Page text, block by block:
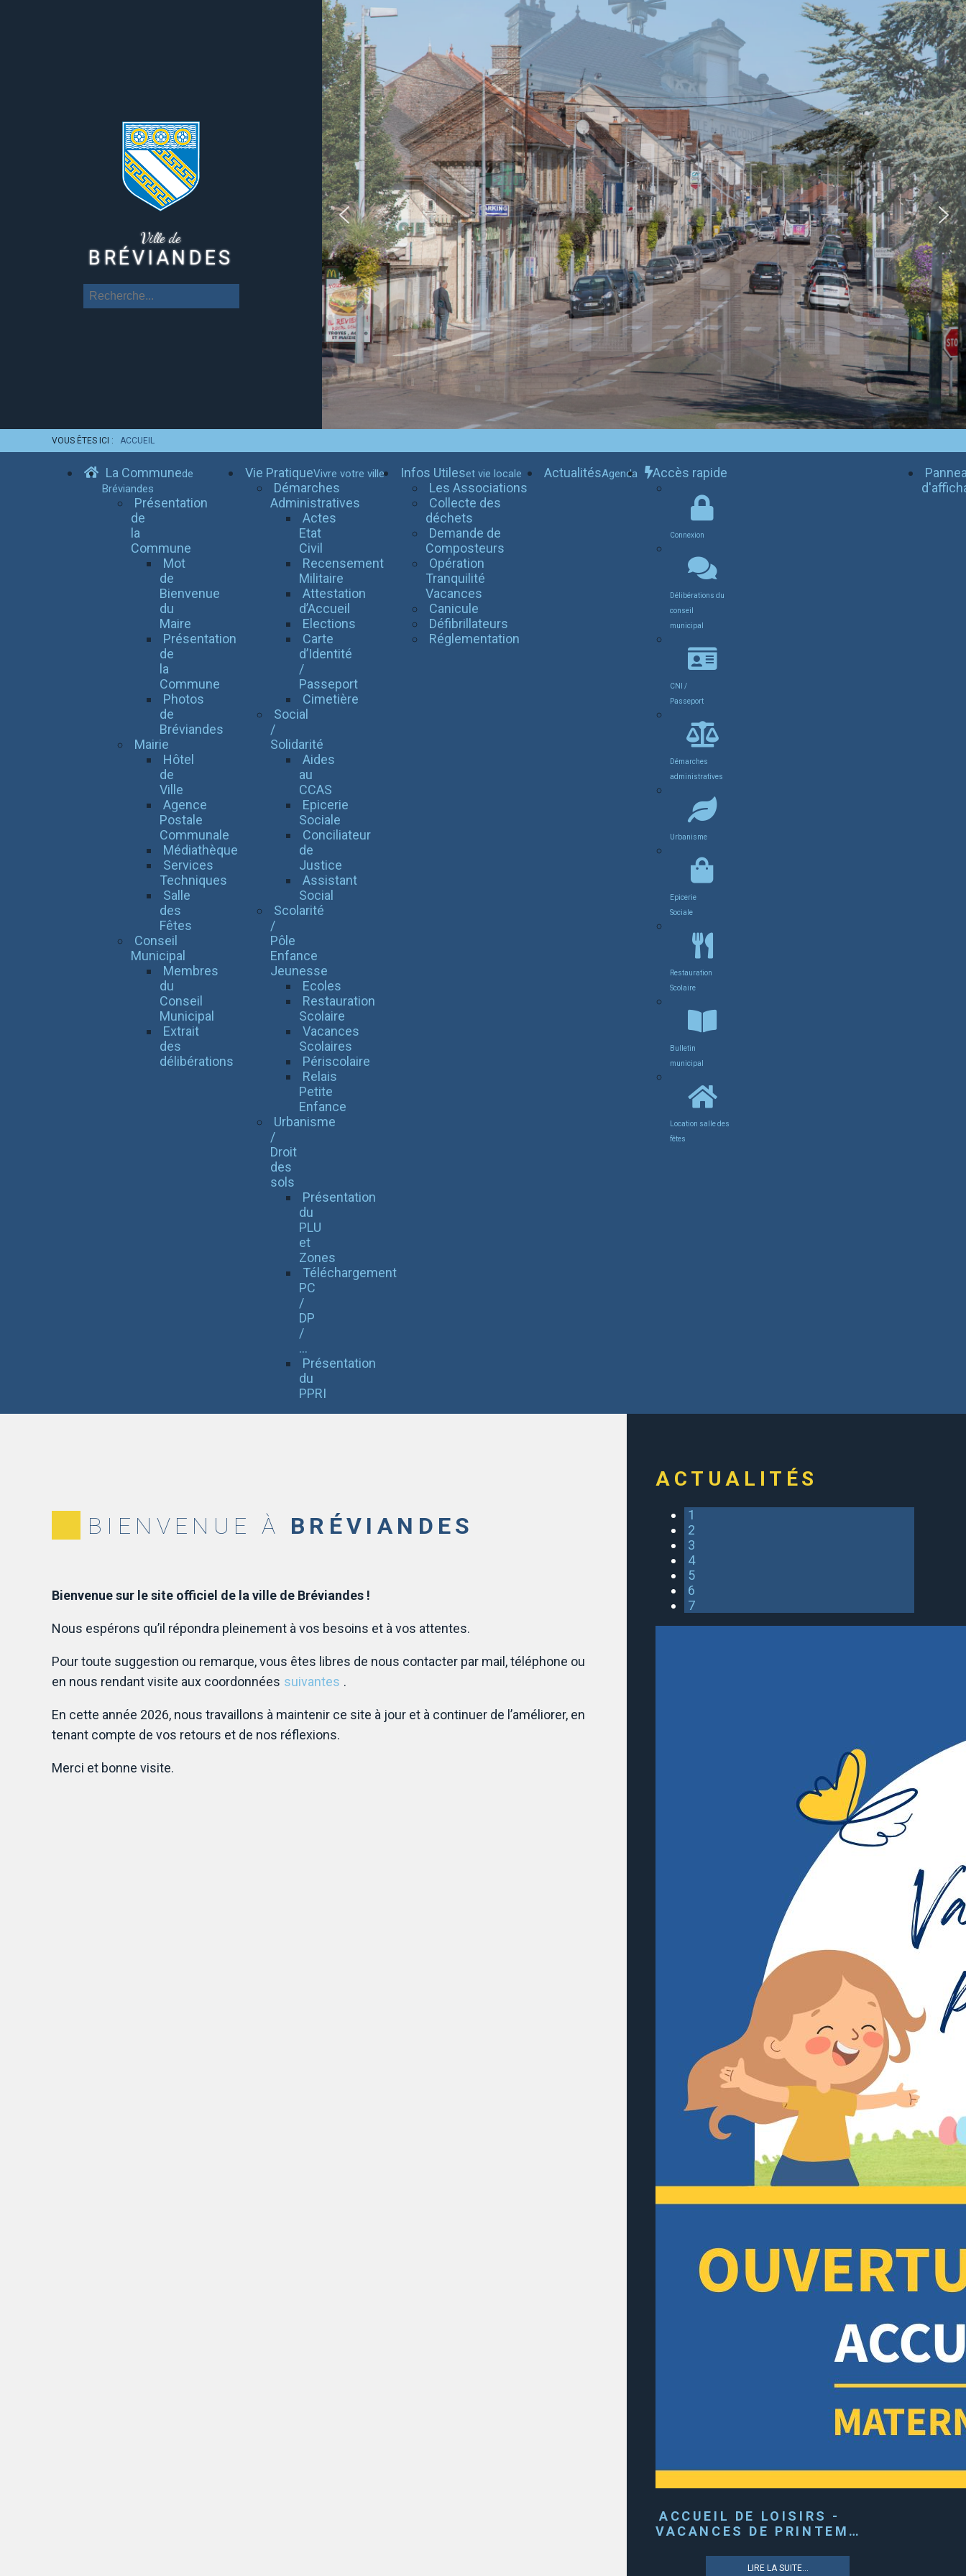
Ville de
BRÉVIANDES
VOUS ÊTES ICI : ACCUEIL
La Communede
Bréviandes
Présentation
de
la
Commune
Mot
de
Bienvenue
du
Maire
Présentation
de
la
Commune
Photos
de
Bréviandes
Mairie
Hôtel
de
Ville
Agence
Postale
Communale
Médiathèque
Services
Techniques
Salle
des
Fêtes
Conseil
Municipal
Membres
du
Conseil
Municipal
Extrait
des
délibérations
Vie PratiqueVivre votre ville
Démarches
Administratives
Actes
Etat
Civil
Recensement
Militaire
Attestation
d’Accueil
Elections
Carte
d’Identité
/
Passeport
Cimetière
Social
/
Solidarité
Aides
au
CCAS
Epicerie
Sociale
Conciliateur
de
Justice
Assistant
Social
Scolarité
/
Pôle
Enfance
Jeunesse
Ecoles
Restauration
Scolaire
Vacances
Scolaires
Périscolaire
Relais
Petite
Enfance
Urbanisme
/
Droit
des
sols
Présentation
du
PLU
et
Zones
Téléchargement
PC
/
DP
/
...
Présentation
du
PPRI
Infos Utileset vie locale
Les Associations
Collecte des
déchets
Demande de
Composteurs
Opération
Tranquilité
Vacances
Canicule
Défibrillateurs
Réglementation
ActualitésAgenda Accès rapide
Connexion
Délibérations du
conseil
municipal
CNI /
Passeport
Démarches
administratives
Urbanisme
Epicerie
Sociale
Restauration
Scolaire
Bulletin
municipal
Location salle des
fêtes
BIENVENUE À BRÉVIANDES
Bienvenue sur le site officiel de la ville de Bréviandes !
Nous espérons qu’il répondra pleinement à vos besoins et à vos attentes.
Pour toute suggestion ou remarque, vous êtes libres de nous contacter par mail, téléphone ou
en nous rendant visite aux coordonnées suivantes .
En cette année 2026, nous travaillons à maintenir ce site à jour et à continuer de l’améliorer, en
tenant compte de vos retours et de nos réflexions.
Merci et bonne visite.
ACTUALITÉS
1
2
3
4
5
6
7
ACCUEIL DE LOISIRS -
VACANCES DE PRINTEM…
LIRE LA SUITE...